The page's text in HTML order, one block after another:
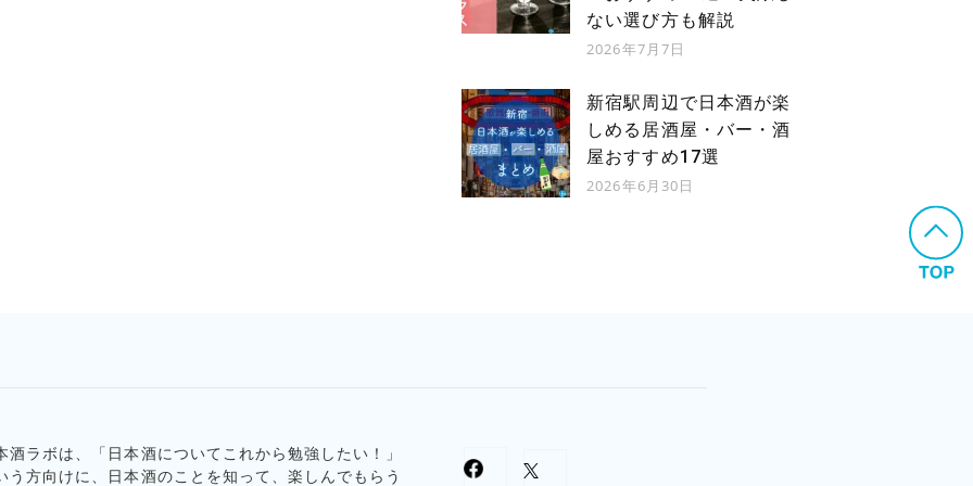
ない選び方も解説
2026年7月7日
新宿駅周辺で日本酒が楽
しめる居酒屋・バー・酒
屋おすすめ17選
2026年6月30日
酒ラボは、「日本酒についてこれから勉強したい！」
う方向けに、日本酒のことを知って、楽しんでもらう